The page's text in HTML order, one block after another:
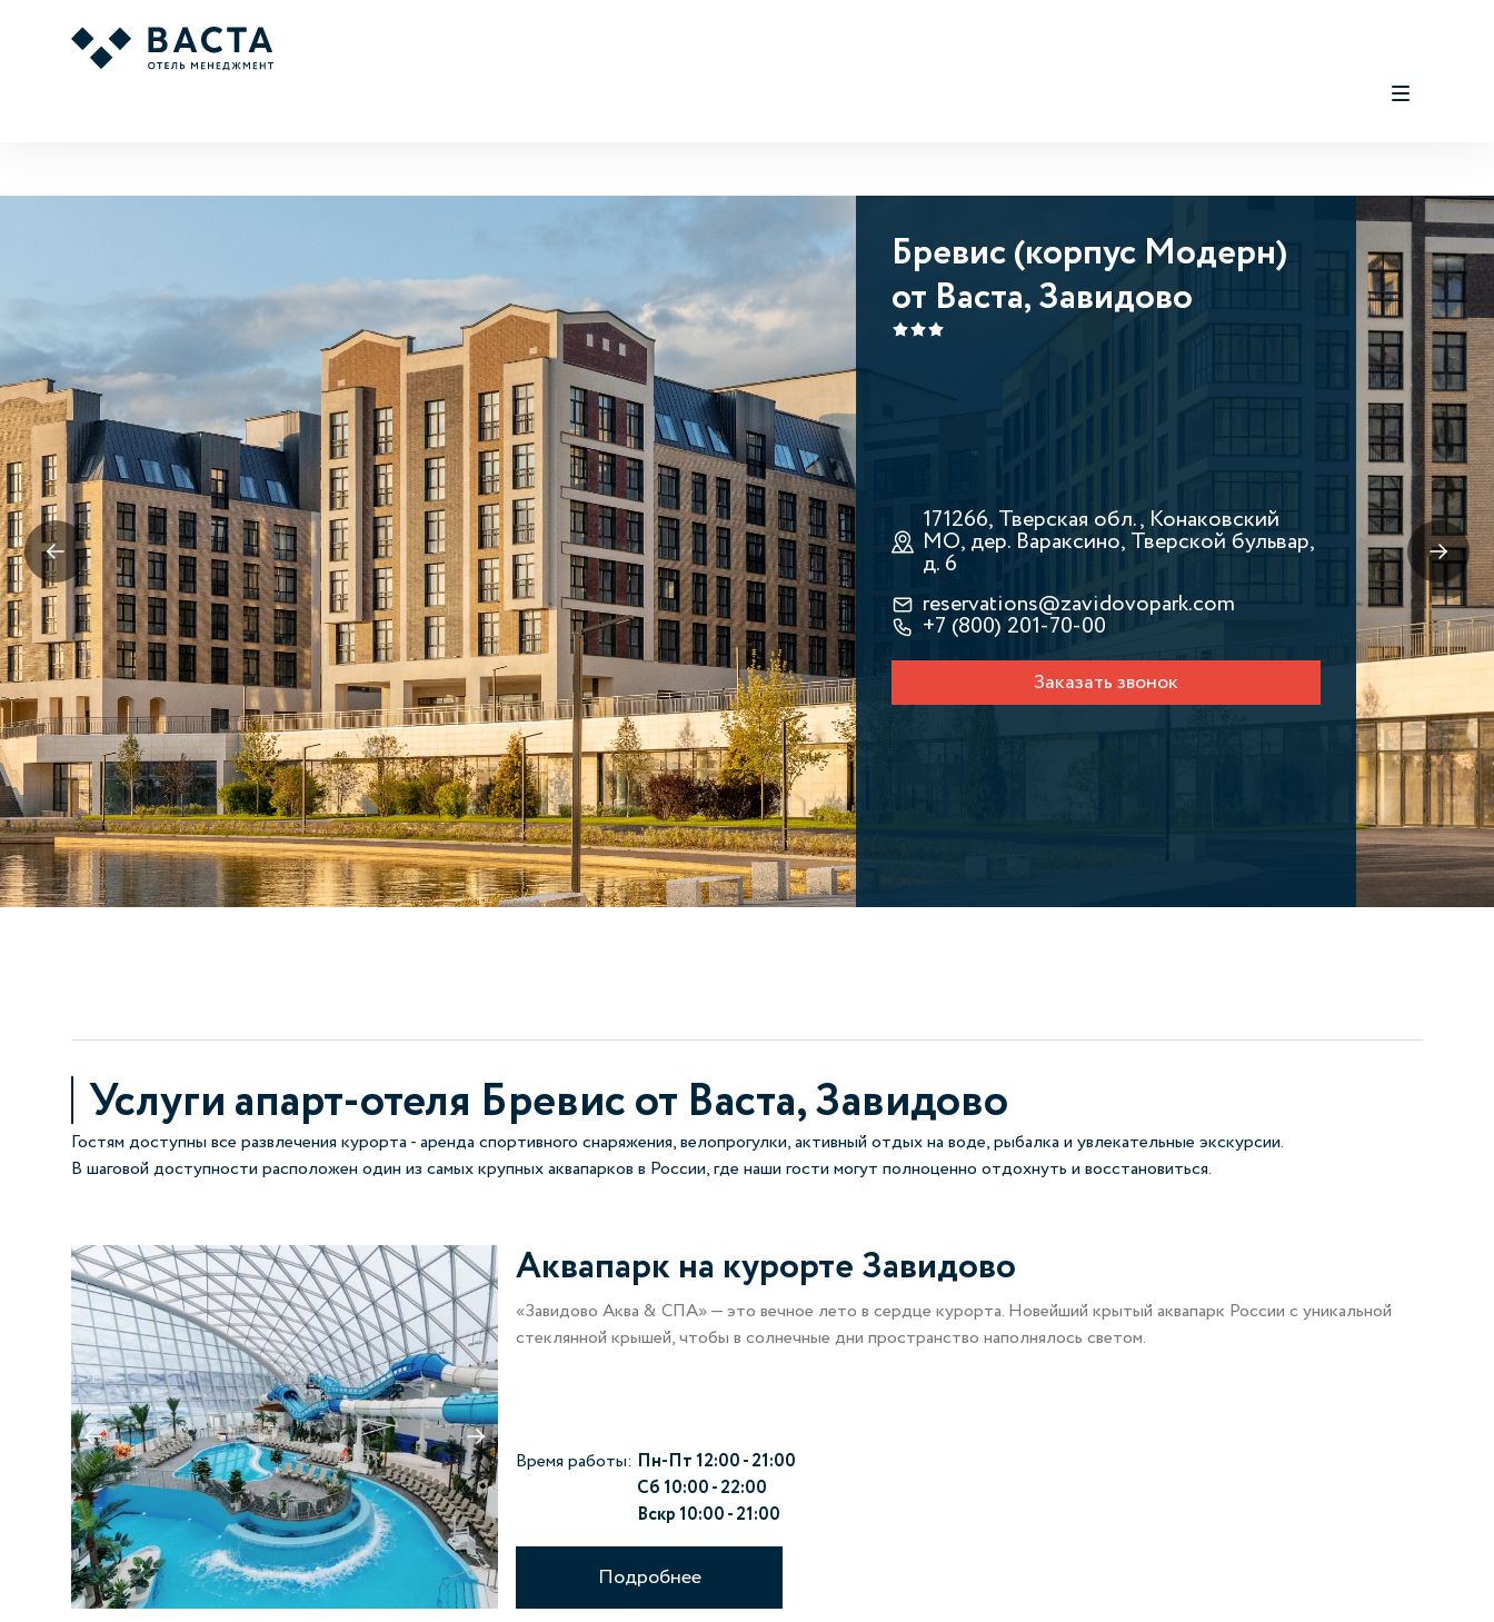
Бревис (корпус Модерн)
от Васта, Завидово
171266, Тверская обл., Конаковский
МО, дер. Вараксино, Тверской бульвар,
д. 6
reservations@zavidovopark.com
+7 (800) 201-70-00
Заказать звонок
Услуги апарт-отеля Бревис от Васта, Завидово
Гостям доступны все развлечения курорта - аренда спортивного снаряжения, велопрогулки, активный отдых на воде, рыбалка и увлекательные экскурсии.
В шаговой доступности расположен один из самых крупных аквапарков в России, где наши гости могут полноценно отдохнуть и восстановиться.
Аквапарк на курорте Завидово
«Завидово Аква & СПА» — это вечное лето в сердце курорта. Новейший крытый аквапарк России с уникальной
стеклянной крышей, чтобы в солнечные дни пространство наполнялось светом.
Время работы: Пн-Пт 12:00 - 21:00
Сб 10:00 - 22:00
Вскр 10:00 - 21:00
Подробнее